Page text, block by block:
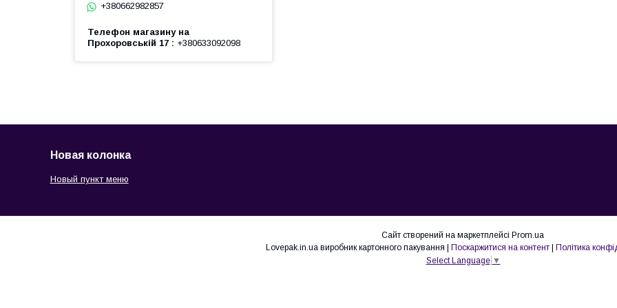
+380662982857
Телефон магазину на
Прохоровській 17
+380633092098
Новая колонка
Новый пункт меню
Сайт створений на маркетплейсі Prom.ua
Lovepak.in.ua виробник картонного пакування | Поскаржитися на контент | Політика
Select Language ▼